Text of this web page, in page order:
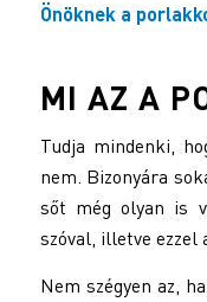
Önöknek a
MI AZ A
Tudja mindenki,
nem. Bizonyára
sőt még olyan is
szóval, illetve
Nem szégyen az,